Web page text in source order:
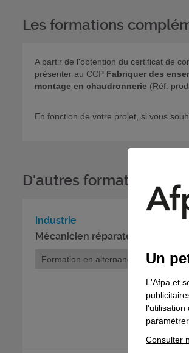
Les formations
A partir de l'obtention du certificat de
présenter au CCP Fabriquer des
montage en chaudronnerie (Réf.
En fonction de votre projet, si vous
D'autres formations
Industrie
Mécanicien réparateur des
Formation en alternance Un
L'Afpa et
l'utilisation
Consulter